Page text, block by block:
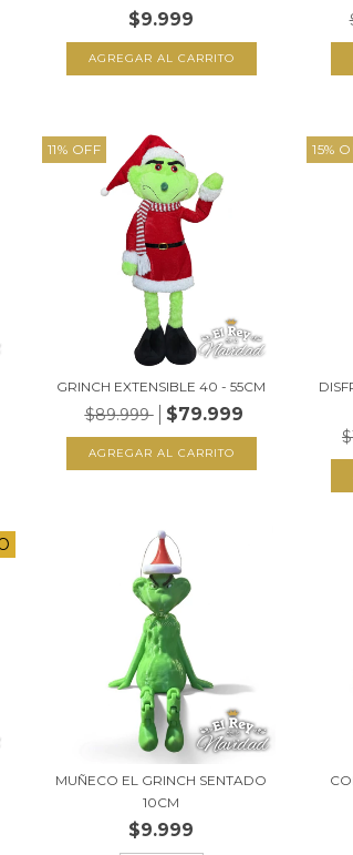
$9.999
11% OFF
GRINCH EXTENSIBLE 40 - 55CM
$89.999 $79.999
15%
MUÑECO EL GRINCH SENTADO
10CM
$9.999